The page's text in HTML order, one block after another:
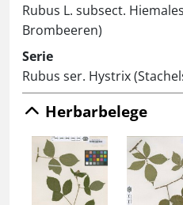
Rubus L. subsect.
Brombeeren)
Serie
Rubus ser. Hystrix
Herbarbelege